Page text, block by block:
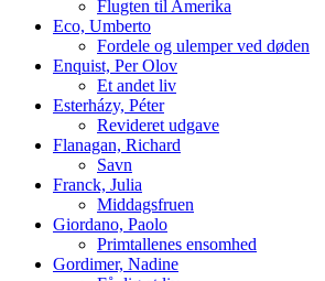
Flugten til Amerika
Eco, Umberto
Fordele og ulemper ved døden
Enquist, Per Olov
Et andet liv
Esterházy, Péter
Revideret udgave
Flanagan, Richard
Savn
Franck, Julia
Middagsfruen
Giordano, Paolo
Primtallenes ensomhed
Gordimer, Nadine